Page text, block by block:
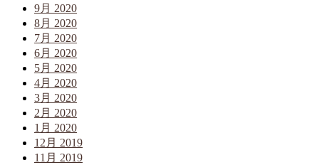
9月 2020
8月 2020
7月 2020
6月 2020
5月 2020
4月 2020
3月 2020
2月 2020
1月 2020
12月 2019
11月 2019